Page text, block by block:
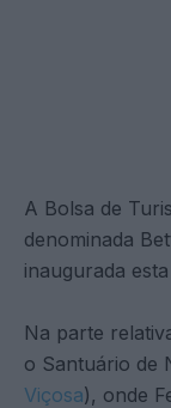
A Bolsa de
denominada
inaugurada
Na parte
o Santuário de
Viçosa), onde